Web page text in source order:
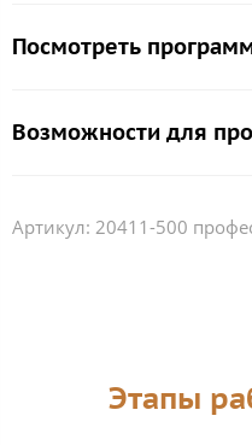
Посмотреть
Возможности для
Артикул: 20411-500
Этапы